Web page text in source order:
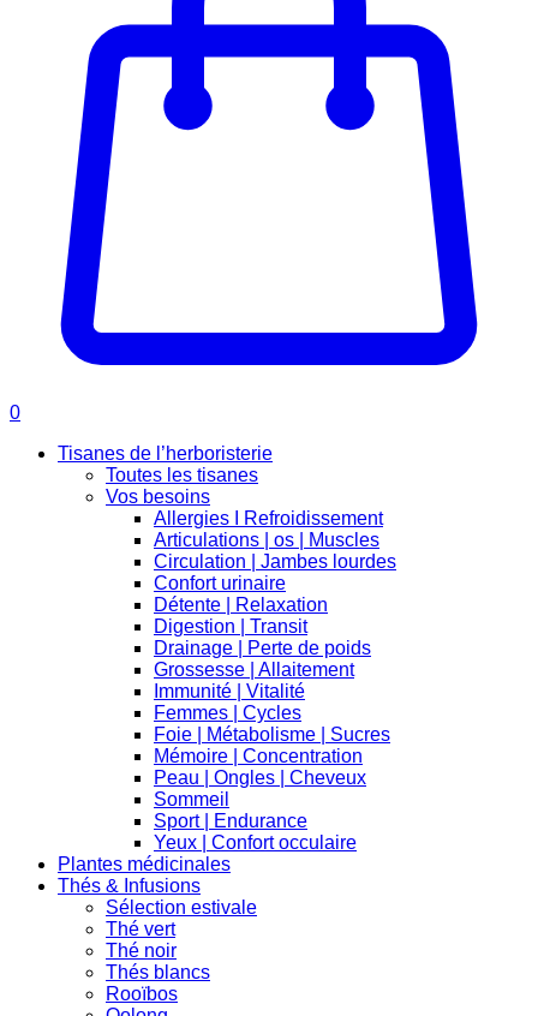
0
Tisanes de l’herboristerie
Toutes les tisanes
Vos besoins
Allergies I Refroidissement
Articulations | os | Muscles
Circulation | Jambes lourdes
Confort urinaire
Détente | Relaxation
Digestion | Transit
Drainage | Perte de poids
Grossesse | Allaitement
Immunité | Vitalité
Femmes | Cycles
Foie | Métabolisme | Sucres
Mémoire | Concentration
Peau | Ongles | Cheveux
Sommeil
Sport | Endurance
Yeux | Confort occulaire
Plantes médicinales
Thés & Infusions
Sélection estivale
Thé vert
Thé noir
Thés blancs
Rooïbos